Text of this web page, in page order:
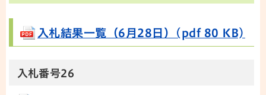
入札結果一覧（6月28日）(pdf 80 KB)
入札番号26